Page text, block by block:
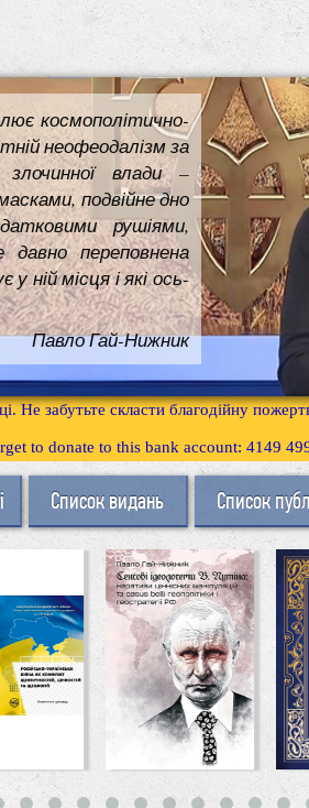
космополітично-
неофеодалізм за
злочинної влади –
подвійне дно
рушіями,
переповнена
ній місця і які ось-
Павло Гай-Нижник
Не забутьте скласти благодійну
to donate to this bank account: 4149
Список видань Список